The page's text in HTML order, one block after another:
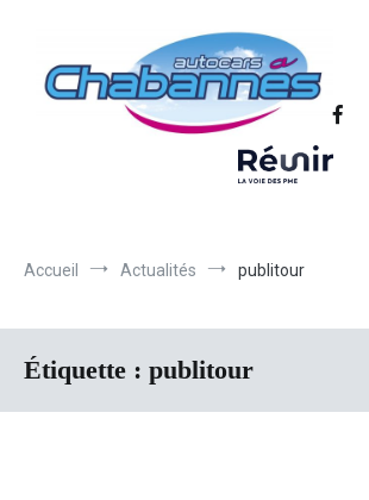
Autocars Chabannes |
Transport scolaire, Transports de personnel
Transport touristique France et Europe
Accueil Actualités publitour
Étiquette : publitour